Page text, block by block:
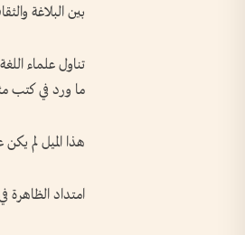
بين البلاغة
تناول علماء
ما ورد في كتب
هذا الميل لم
امتداد الظاهرة